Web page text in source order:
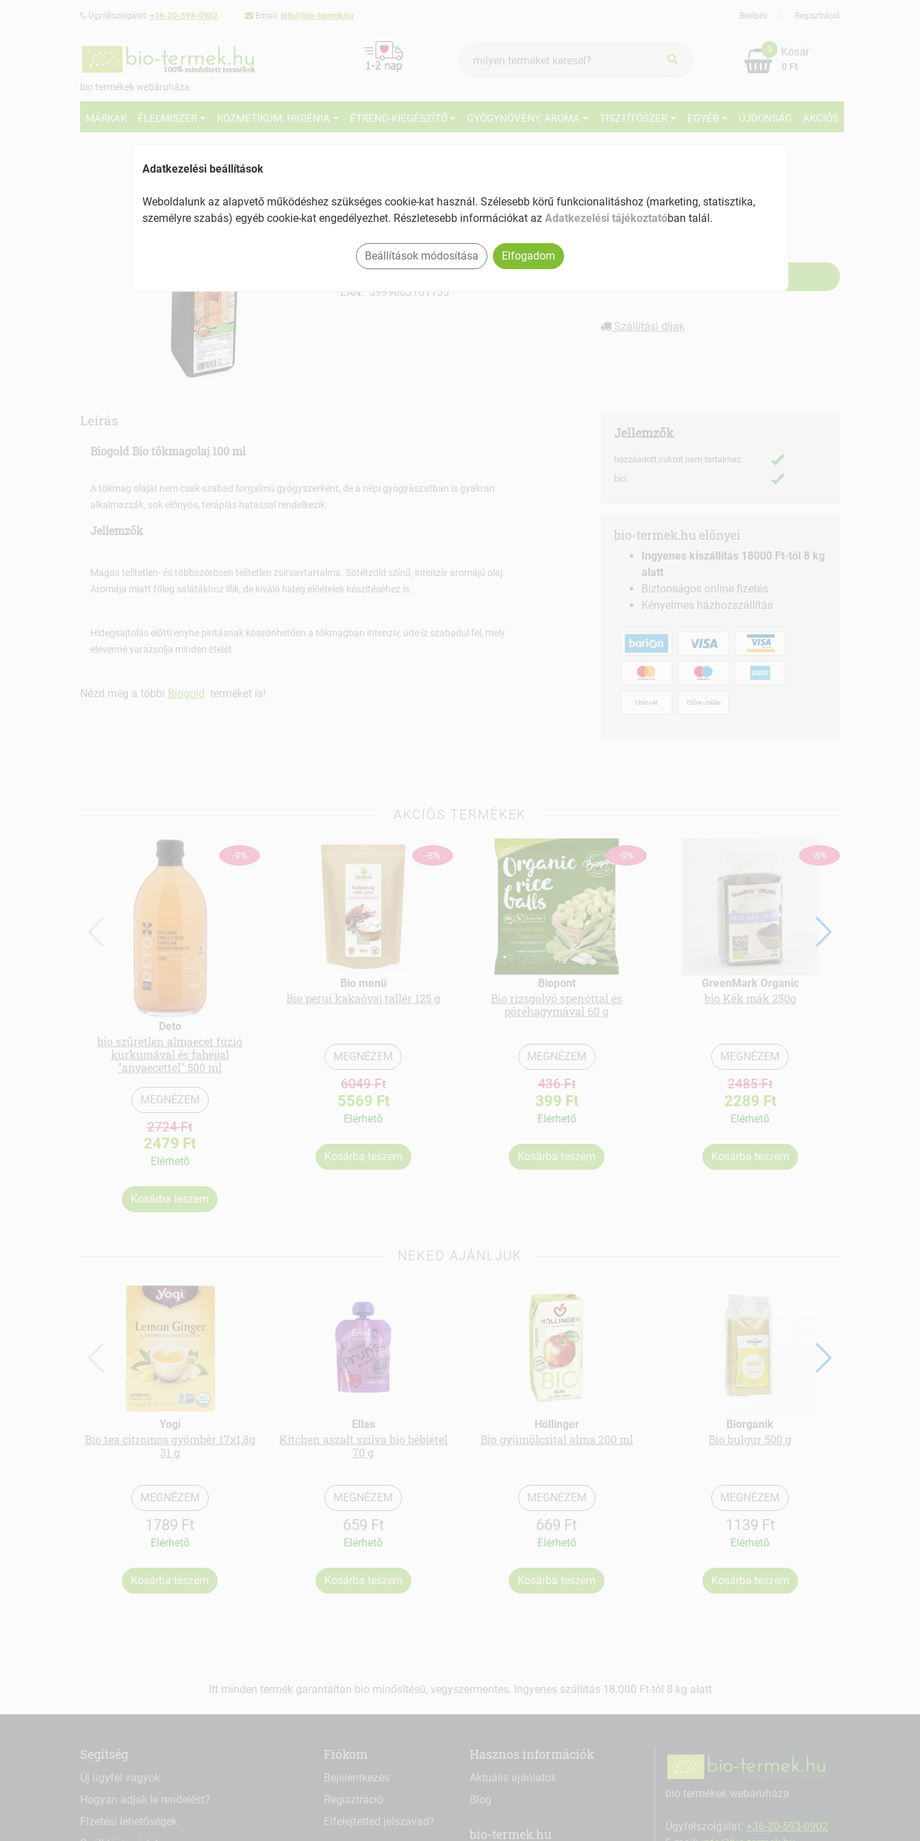
Ügyfélszolgálat: +36-20-593-0902 Email: info@bio-termek.hu Regisztráció
Belépés
bio termékek webáruháza
keresés
0
0 Ft
Kosár
MÁRKÁK ÉLELMISZER KOZMETIKUM, HIGIÉNIA ÉTREND-KIEGÉSZÍTŐ GYÓGYNÖVÉNY, AROMA TISZTÍTÓSZER EGYÉB ÚJDONSÁG AKCIÓS
Intenzív aromájú olaj
Tartalom: 100 ml
Főleg salátákhoz illik, de kiváló hideg
előételek készítéséhez is
EAN: 5999883161135
Készletinformáció:
Szállítási díjak
Leírás
Biogold Bio tökmagolaj 100 ml
A tökmag olaját nem csak szabad forgalmú gyógyszerként, de a népi gyógyászatban is gyakran
alkalmazzák, sok előnyös, terápiás hatással rendelkezik.
Jellemzők
Magas telítetlen- és többszörösen telítetlen zsírsavtartalma. Sötétzöld színű, intenzív aromájú olaj.
Aromája miatt főleg salátákhoz illik, de kiváló hideg előételek készítéséhez is.
Hidegsajtolás előtti enyhe pirításnak köszönhetően a tökmagban intenzív, üde íz szabadul fel, mely
elevenné varázsolja minden ételét.
Nézd meg a többi Biogold terméket is!
Jellemzők
hozzáadott cukrot nem tartalmaz:
bio:
bio-termek.hu előnyei
Ingyenes kiszállítás 18000 Ft-tól 8 kg
alatt
Biztonságos online fizetés
Kényelmes házhozszállítás
Utánvét Előre utalás
AKCIÓS TERMÉKEK
-9%
Deto
bio szűretlen almaecet fúzió
kurkumával és fahéjjal
"anyaecettel" 500 ml
MEGNÉZEM
2724 Ft
2479 Ft
Elérhetõ
Kosárba teszem
-8%
Bio menü
Bio perui kakaóvaj tallér 125 g
MEGNÉZEM
6049 Ft
5569 Ft
Elérhetõ
Kosárba teszem
-9%
Biopont
Bio rizsgolyó spenóttal és
póréhagymával 60 g
MEGNÉZEM
436 Ft
399 Ft
Elérhetõ
Kosárba teszem
-8%
GreenMark Organic
bio Kék mák 250g
MEGNÉZEM
2485 Ft
2289 Ft
Elérhetõ
Kosárba teszem
NEKED AJÁNLJUK
Yogi
Bio tea citromos gyömbér 17x1,8g
31 g
MEGNÉZEM
1789 Ft
Elérhetõ
Kosárba teszem
Ellas
Kitchen aszalt szilva bio bébiétel
70 g
MEGNÉZEM
659 Ft
Elérhetõ
Kosárba teszem
Höllinger
Bio gyümölcsital alma 200 ml
MEGNÉZEM
669 Ft
Elérhetõ
Kosárba teszem
Biorganik
Bio bulgur 500 g
MEGNÉZEM
1139 Ft
Elérhetõ
Kosárba teszem
Itt minden termék garantáltan bio minősítésű, vegyszermentes. Ingyenes szállítás 18.000 Ft-tól 8 kg alatt
Segítség
Új ügyfél vagyok
Hogyan adjak le rendelést?
Fizetési lehetőségek
Fiókom
Bejelentkezés
Regisztráció
Elfelejtetted jelszavad?
Hasznos információk
Aktuális ajánlatok
Blog
bio-termek.hu
bio termékek webáruháza
Ügyfélszolgálat: +36-20-593-0902
Adatkezelési beállítások
Weboldalunk az alapvető működéshez szükséges cookie-kat használ. Szélesebb körű funkcionalitáshoz (marketing, statisztika,
személyre szabás) egyéb cookie-kat engedélyezhet. Részletesebb információkat az Adatkezelési tájékoztatóban talál.
Beállítások módosítása Elfogadom